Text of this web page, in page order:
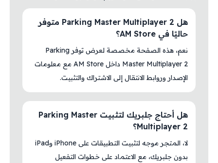
هل Parking Master Multiplayer 2 متوفر
حاليًا في AM Store؟
نعم، هذه الصفحة مخصصة لعرض توفر Parking
Master Multiplayer 2 داخل AM Store مع معلومات
الإصدار وروابط الانتقال إلى الاشتراك والتثبيت.
هل أحتاج جلبريك لتثبيت Parking Master
Multiplayer 2؟
لا، المتجر موجه لتثبيت التطبيقات على iPhone وiPad
بدون جلبريك، مع الاعتماد على خطوات التفعيل